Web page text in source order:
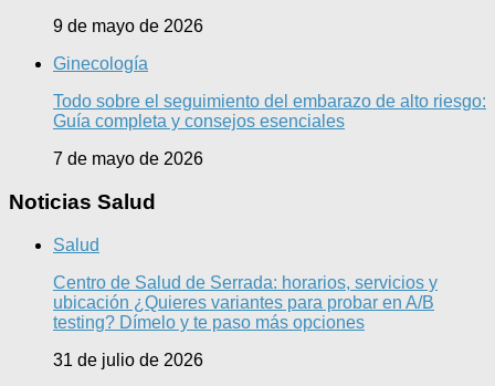
9 de mayo de 2026
Ginecología
Todo sobre el seguimiento del embarazo de alto riesgo:
Guía completa y consejos esenciales
7 de mayo de 2026
Noticias Salud
Salud
Centro de Salud de Serrada: horarios, servicios y
ubicación ¿Quieres variantes para probar en A/B
testing? Dímelo y te paso más opciones
31 de julio de 2026